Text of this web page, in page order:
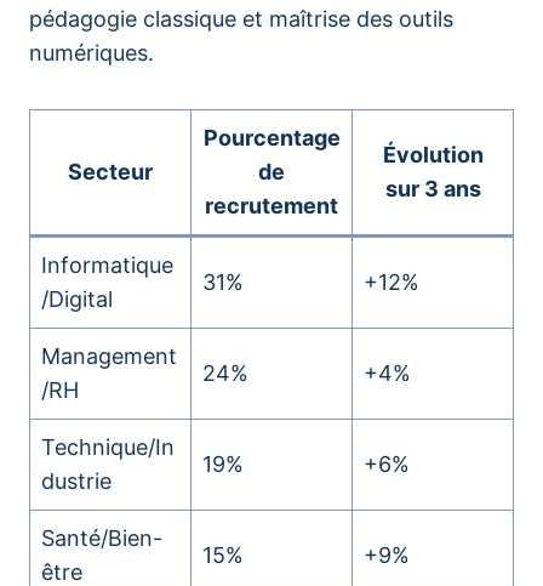
pédagogie classique et maîtrise des outils
numériques.
Secteur
Pourcentage
de
recrutement
Évolution
sur 3 ans
Informatique
/Digital
31% +12%
Management
/RH
24% +4%
Technique/In
dustrie
19% +6%
Santé/Bien-
être
15% +9%